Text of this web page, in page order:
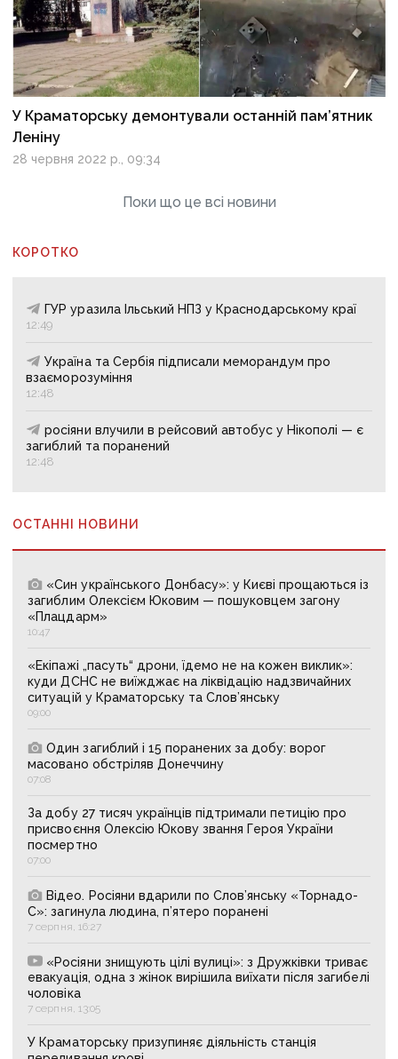
У Краматорську демонтували останній пам’ятник
Леніну
28 червня 2022 р., 09:34
Поки що це всі новини
КОРОТКО
ГУР уразила Ільський НПЗ у Краснодарському краї
12:49
Україна та Сербія підписали меморандум про
взаєморозуміння
12:48
росіяни влучили в рейсовий автобус у Нікополі — є
загиблий та поранений
12:48
ОСТАННІ НОВИНИ
«Син українського Донбасу»: у Києві прощаються із
загиблим Олексієм Юковим — пошуковцем загону
«Плацдарм»
10:47
«Екіпажі „пасуть“ дрони, їдемо не на кожен виклик»:
куди ДСНС не виїжджає на ліквідацію надзвичайних
ситуацій у Краматорську та Слов’янську
09:00
Один загиблий і 15 поранених за добу: ворог
масовано обстріляв Донеччину
07:08
За добу 27 тисяч українців підтримали петицію про
присвоєння Олексію Юкову звання Героя України
посмертно
07:00
Відео. Росіяни вдарили по Слов’янську «Торнадо-
С»: загинула людина, п’ятеро поранені
7 серпня, 16:27
«Росіяни знищують цілі вулиці»: з Дружківки триває
евакуація, одна з жінок вирішила виїхати після загибелі
чоловіка
7 серпня, 13:05
У Краматорську призупиняє діяльність станція